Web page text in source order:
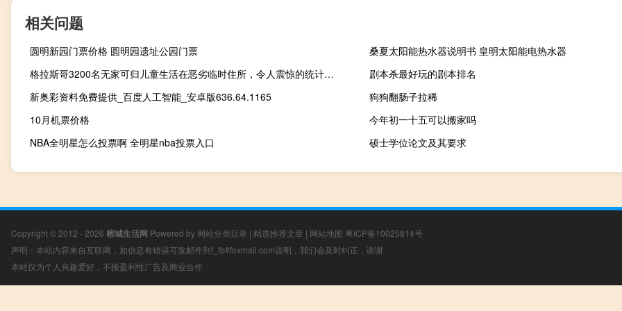
相关问题
圆明新园门票价格 圆明园遗址公园门票
桑夏太阳能热水器说明书 皇明太阳能电热水器
格拉斯哥3200名无家可归儿童生活在恶劣临时住所，令人震惊的统计数据揭示
剧本杀最好玩的剧本排名
新奥彩资料免费提供_百度人工智能_安卓版636.64.1165
狗狗翻肠子拉稀
10月机票价格
今年初一十五可以搬家吗
NBA全明星怎么投票啊 全明星nba投票入口
硕士学位论文及其要求
Copyright © 2012 - 2026 榕城生活网 Powered by 网站分类目录 | 精选推荐文章 | 网站地图 粤ICP备10025814号
声明：本站内容来自互联网，如信息有错误可发邮件到f_fb#foxmail.com说明，我们会及时纠正，谢谢
本站仅为个人兴趣爱好，不接盈利性广告及商业合作